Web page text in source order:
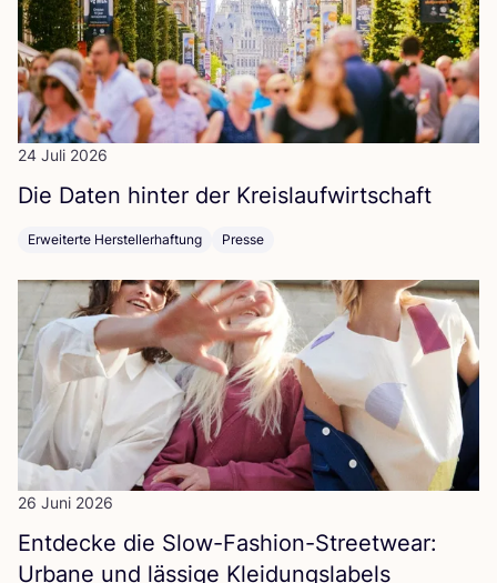
24 Juli 2026
Die Daten hin­ter der Kreislaufwirtschaft
Erweiterte Herstellerhaftung Presse
26 Juni 2026
Ent­de­cke die Slow-Fashion-Street­wear:
Urba­ne und läs­si­ge Kleidungslabels